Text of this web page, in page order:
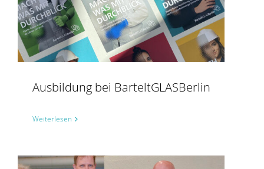
Ausbildung bei BarteltGLASBerlin
Weiterlesen